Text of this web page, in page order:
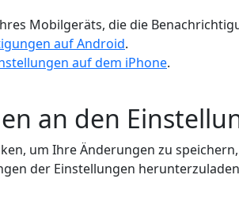
Mobilgeräts, die die
auf Android.
auf dem iPhone.
an den
um Ihre Änderungen zu
der Einstellungen